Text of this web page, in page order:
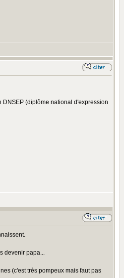
DNSEP (diplôme national d'expression
devenir papa...
(c'est très pompeux mais faut pas